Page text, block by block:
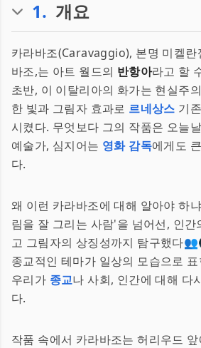
1. 개요
카라바조(Caravaggio), 본명 미켈란
바조,는 아트 월드의 반항아라고 할
초반, 이 이탈리아의 화가는 현실주
한 빛과 그림자 효과로 르네상스 기
시켰다. 무엇보다 그의 작품은 오늘
예술가, 심지어는 영화 감독에게도
다.
왜 이런 카라바조에 대해 알아야 하
림을 잘 그리는 사람'을 넘어선, 인간
고 그림자의 상징성까지 탐구했다
종교적인 테마가 일상의 모습으로
우리가 종교나 사회, 인간에 대해 다
다.
작품 속에서 카라바조는 허리우드